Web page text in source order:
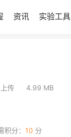
资讯 实验工具
传 4.99 MB
积分： 10 分